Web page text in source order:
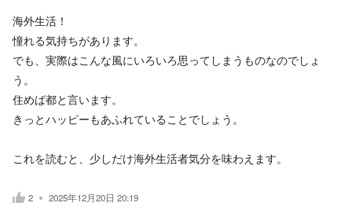
海外生活！
憧れる気持ちがあります。
でも、実際はこんな風にいろいろ思ってしまうものなのでしょ
う。
住めば都と言います。
きっとハッピーもあふれていることでしょう。
これを読むと、少しだけ海外生活者気分を味わえます。
2 2025年12月20日 20:19